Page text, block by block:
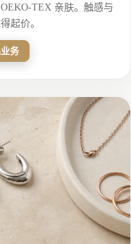
TEX 亲肤。触感与
起价。
务